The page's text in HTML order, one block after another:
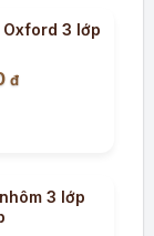
Oxford 3 lớp
đ
3 lớp